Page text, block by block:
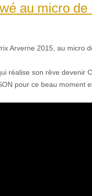
au micro de
Arverne 2015, au micro
réalise son rêve devenir
pour ce beau moment